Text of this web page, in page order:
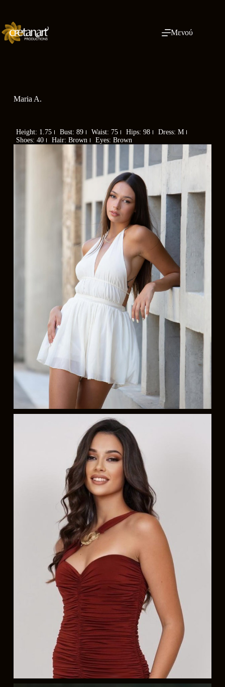
Μενού
Maria A.
Height: 1.75 Bust: 89 Waist: 75 Hips: 98
Dress: M
Shoes: 40
Hair: Brown Eyes: Brown